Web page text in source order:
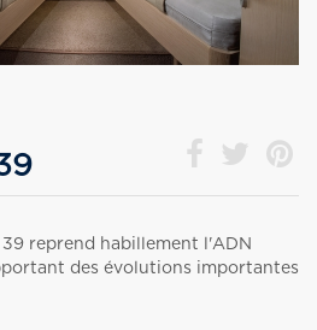
39 reprend habillement l'ADN
des évolutions importantes